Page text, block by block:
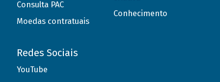
Consulta PAC
Moedas contratuais
Conhecimento
Redes Sociais
YouTube